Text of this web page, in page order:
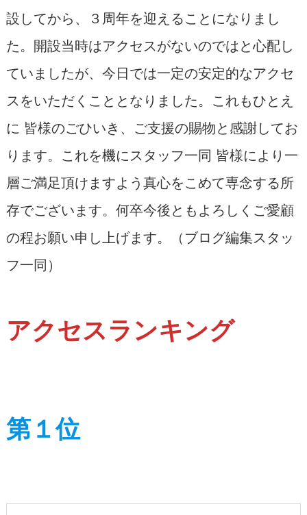
設してから、３周年を迎えることになりまし
た。開設当時はアクセスがないのではと心配し
ていましたが、今日では一定の安定的なアクセ
スをいただくこととなりました。これもひとえ
に 皆様のごひいき、ご支援の賜物と感謝してお
ります。これを機にスタッフ一同 皆様により一
層ご満足頂けますよう真心をこめて専念する所
存でございます。何卒今後ともよろしくご愛顧
の程お願い申し上げます。（ブログ編集スタッ
フ一同）
アクセスランキング
第１位